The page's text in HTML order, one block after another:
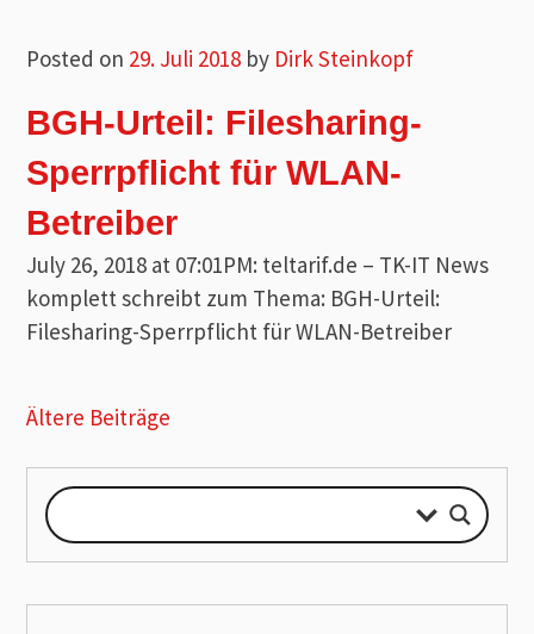
Posted on 29. Juli 2018 by Dirk Steinkopf
BGH-Urteil: Filesharing-
Sperrpflicht für WLAN-
Betreiber
July 26, 2018 at 07:01PM: teltarif.de – TK-IT News
komplett schreibt zum Thema: BGH-Urteil:
Filesharing-Sperrpflicht für WLAN-Betreiber
Beitragsnavigation
Ältere Beiträge